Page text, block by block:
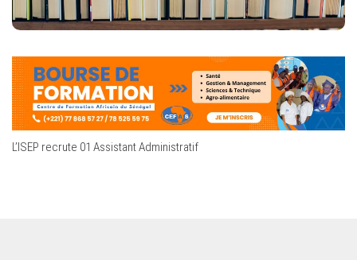
L’ISEP recrute 01 Assistant Administratif